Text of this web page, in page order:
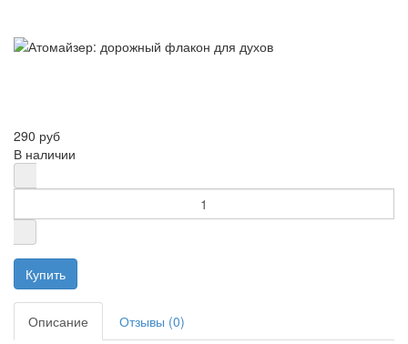
290 руб
В наличии
Описание Отзывы (0)